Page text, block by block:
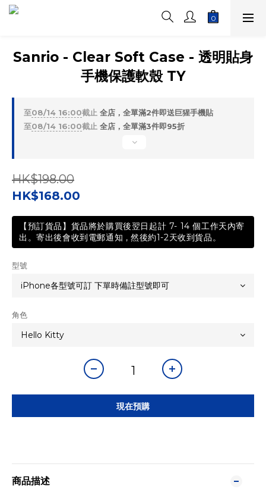
Sanrio - Clear Soft Case - 透明貼身
手機保護軟殼 TY
至08/14 16:00截止 全店，全單滿2件即送巨猩手機貼
至08/14 16:00截止 全店，全單滿3件即95折
HK$198.00
HK$168.00
【預訂貨品】貨品將於購買後翌日起計 7- 14 個工作天內寄
出。寄出後會收到電郵通知 , 然後約1-2天收到貨品。
型號
角色
現在預購
商品描述